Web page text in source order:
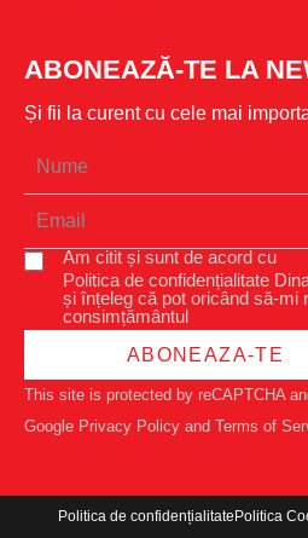
ABONEAZĂ-TE LA
Și fii la curent cu cele mai
Am citit și sunt de acord cu
Politica de confidențialitate
și înțeleg că pot oricând să-mi
consimțământul
ABONEAZA-TE
This site is protected by reCAPTCHA
Google Privacy Policy and Terms of
Politica de confidențialitate Politica